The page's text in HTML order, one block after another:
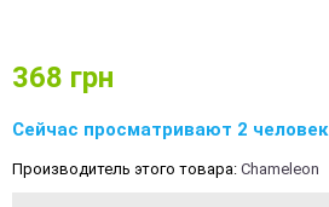
368 грн
Сейчас просматривают 2 человек
Производитель этого товара: Chameleon